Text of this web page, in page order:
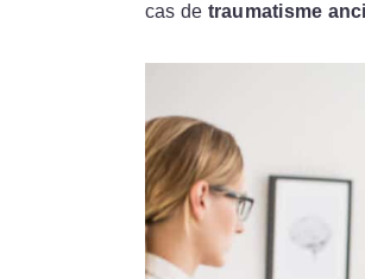
cas de traumatisme